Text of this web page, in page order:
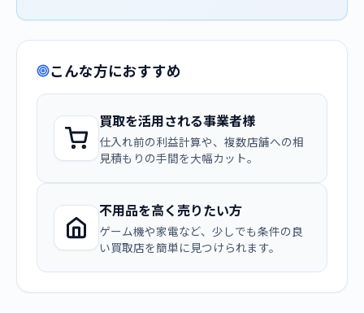
こんな方におすすめ
買取を活用される事業者様
仕入れ前の利益計算や、複数店舗への相
見積もりの手間を大幅カット。
不用品を高く売りたい方
ゲーム機や家電など、少しでも条件の良
い買取店を簡単に見つけられます。